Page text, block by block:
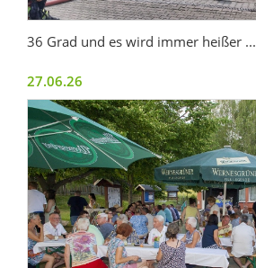
36 Grad und es wird immer heißer ...
27.06.26